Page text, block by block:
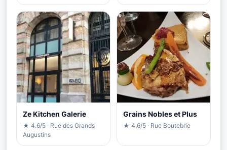
Ze Kitchen Galerie
★ 4.6/5 · Rue des Grands
Augustins
Grains Nobles et Plus
★ 4.6/5 · Rue Boutebrie